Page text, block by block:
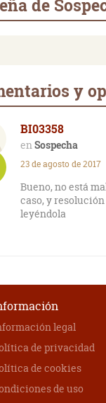
de
y
BI03358
Sospecha
23 de agosto de 2017
Bueno, no está
caso, y
leyéndola
legal
de privacidad
de cookies
de uso